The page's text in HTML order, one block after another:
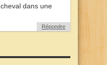
dans une
Répondre